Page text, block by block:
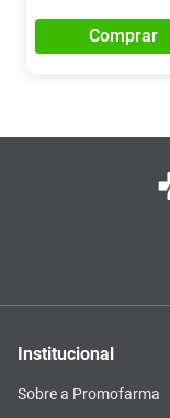
Comprar
Institucional
Sobre a Promofarma